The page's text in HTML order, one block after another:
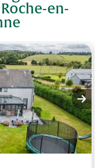
en-